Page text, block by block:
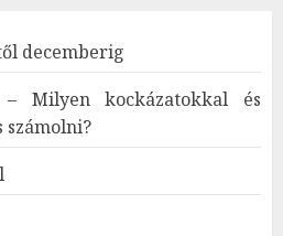
decemberig
– Milyen kockázatokkal és
számolni?